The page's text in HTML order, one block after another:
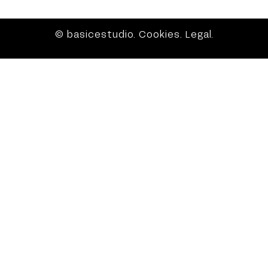
© basicestudio. Cookies. Legal .